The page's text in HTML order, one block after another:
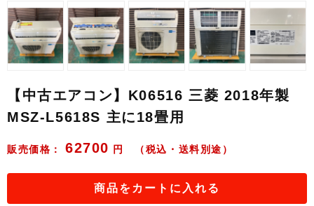
【中古エアコン】K06516 三菱 2018年製
MSZ-L5618S 主に18畳用
販売価格： 62700 円 （税込・送料別途）
商品をカートに入れる